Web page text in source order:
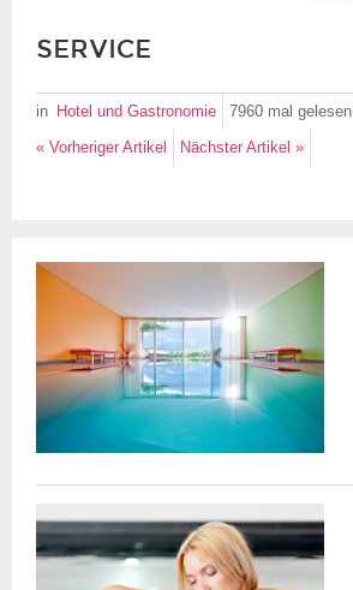
SERVICE
in Hotel und Gastronomie 7960 mal gelesen
« Vorheriger Artikel
Nächster Artikel »